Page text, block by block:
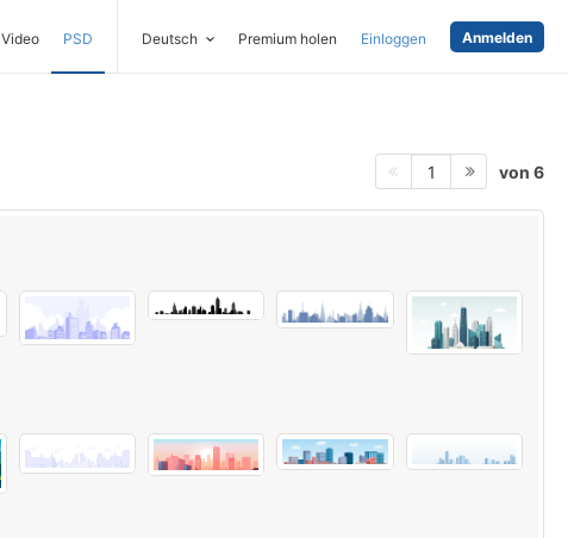
Video PSD Deutsch Premium holen Einloggen Anmelden
1 von 6